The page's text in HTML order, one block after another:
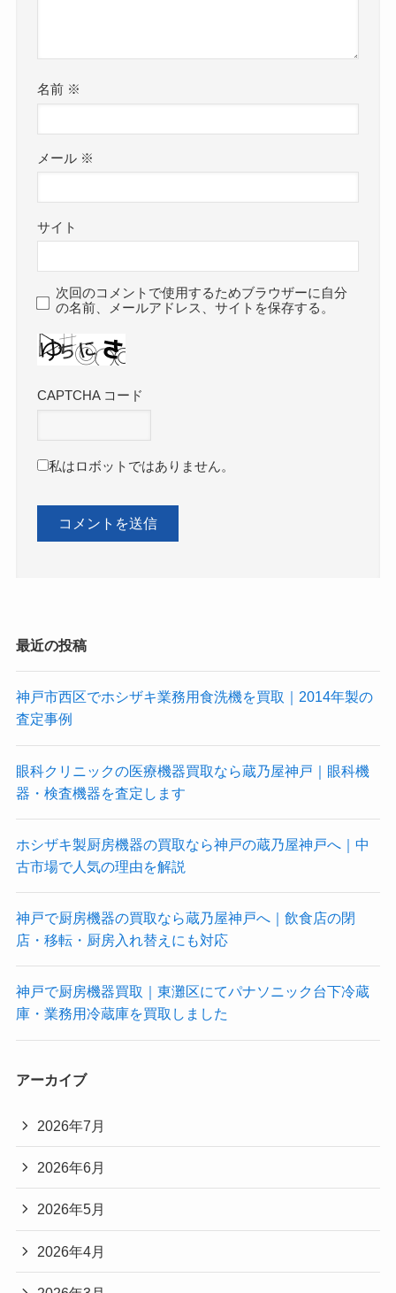
名前 ※
メール ※
サイト
次回のコメントで使用するためブラウザーに自分
の名前、メールアドレス、サイトを保存する。
CAPTCHA コード
私はロボットではありません。
最近の投稿
神戸市西区でホシザキ業務用食洗機を買取｜2014年製の
査定事例
眼科クリニックの医療機器買取なら蔵乃屋神戸｜眼科機
器・検査機器を査定します
ホシザキ製厨房機器の買取なら神戸の蔵乃屋神戸へ｜中
古市場で人気の理由を解説
神戸で厨房機器の買取なら蔵乃屋神戸へ｜飲食店の閉
店・移転・厨房入れ替えにも対応
神戸で厨房機器買取｜東灘区にてパナソニック台下冷蔵
庫・業務用冷蔵庫を買取しました
アーカイブ
2026年7月
2026年6月
2026年5月
2026年4月